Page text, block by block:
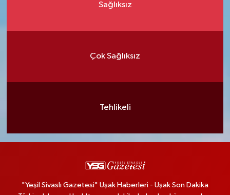
Sağlıksız
Çok Sağlıksız
Tehlikeli
"Yeşil Sivaslı Gazetesi" Uşak Haberleri - Uşak Son Dakika